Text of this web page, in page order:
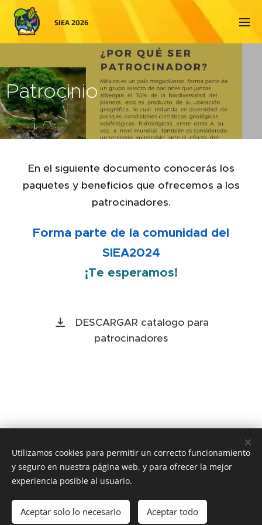
SIEA 2026
Patrocinio
En el siguiente documento conocerás los
paquetes y beneficios que ofrecemos a los
patrocinadores.
Forma parte de la comunidad del
SIEA2024
¡Te esperamos!
DESCARGAR catalogo para
patrocinadores
Cookies
Utilizamos cookies para permitir un correcto funcionamiento
y seguro en nuestra página web, y para ofrecer la mejor
experiencia posible al usuario.
Aceptar solo lo necesario Aceptar todo